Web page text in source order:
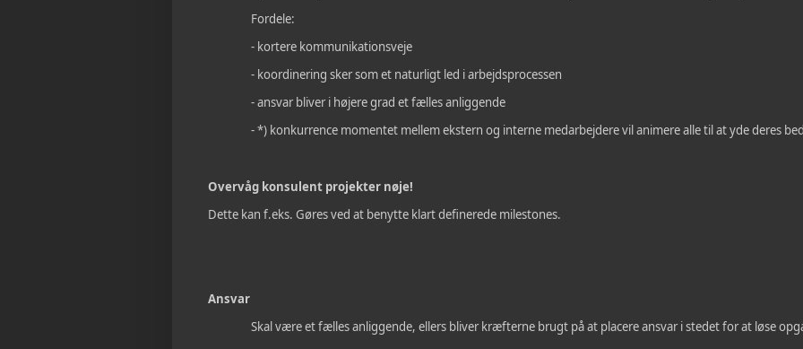
Fordele:
- kortere kommunikationsveje
- koordinering sker som et naturligt led i arbejdsprocessen
- ansvar bliver i højere grad et fælles anliggende
- *) konkurrence momentet mellem ekstern og interne medarbejdere vil animere alle til at yde deres
Overvåg konsulent projekter nøje!
Dette kan f.eks. Gøres ved at benytte klart definerede milestones.
Ansvar
Skal være et fælles anliggende, ellers bliver kræfterne brugt på at placere ansvar i stedet for at løse